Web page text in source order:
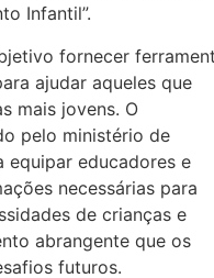
Infantil”.
fornecer
ajudar aqueles que
mais jovens. O
pelo ministério de
equipar educadores e
necessárias para
de crianças e
abrangente que os
futuros.